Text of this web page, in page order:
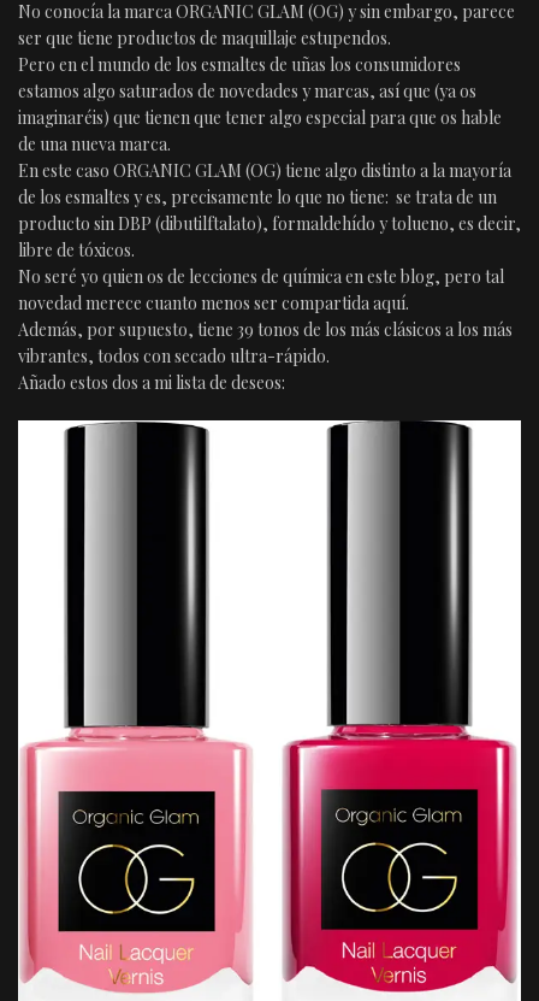
No conocía la marca ORGANIC GLAM (OG) y sin embargo, parece
ser que tiene productos de maquillaje estupendos.
Pero en el mundo de los esmaltes de uñas los consumidores
estamos algo saturados de novedades y marcas, así que (ya os
imaginaréis) que tienen que tener algo especial para que os hable
de una nueva marca.
En este caso ORGANIC GLAM (OG) tiene algo distinto a la mayoría
de los esmaltes y es, precisamente lo que no tiene: se trata de un
producto sin DBP (dibutilftalato), formaldehído y tolueno, es decir,
libre de tóxicos.
No seré yo quien os de lecciones de química en este blog, pero tal
novedad merece cuanto menos ser compartida aquí.
Además, por supuesto, tiene 39 tonos de los más clásicos a los más
vibrantes, todos con secado ultra-rápido.
Añado estos dos a mi lista de deseos: